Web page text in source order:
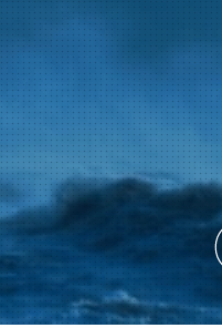
правам